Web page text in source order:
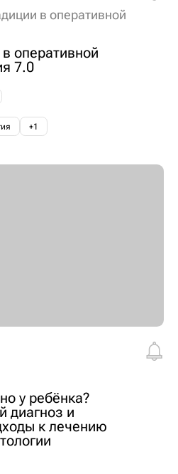
в оперативной
оперативной
7.0
+1
у ребёнка?
диагноз и
к лечению